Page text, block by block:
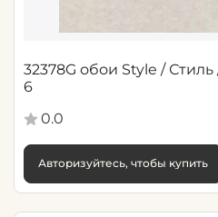
32378G обои Style / Стиль / Marburg 10,05 x 1,06 /
6
0.0
Авторизуйтесь, чтобы купить